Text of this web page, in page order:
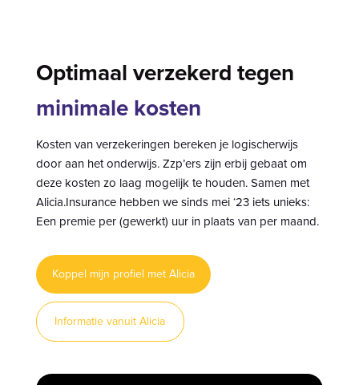
Optimaal verzekerd tegen
minimale kosten
Kosten van verzekeringen bereken je logischerwijs
door aan het onderwijs. Zzp’ers zijn erbij gebaat om
deze kosten zo laag mogelijk te houden. Samen met
Alicia.Insurance hebben we sinds mei ‘23 iets unieks:
Een premie per (gewerkt) uur in plaats van per maand.
Koppel mijn profiel met Alicia
Informatie vanuit Alicia